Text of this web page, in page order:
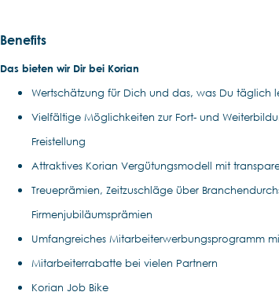
Benefits
Das bieten wir Dir bei Korian
Wertschätzung für Dich und das, was Du täglich
Vielfältige Möglichkeiten zur Fort- und
Freistellung
Attraktives Korian Vergütungsmodell mit
Treueprämien, Zeitzuschläge über
Firmenjubiläumsprämien
Umfangreiches Mitarbeiterwerbungsprogramm
Mitarbeiterrabatte bei vielen Partnern
Korian Job Bike